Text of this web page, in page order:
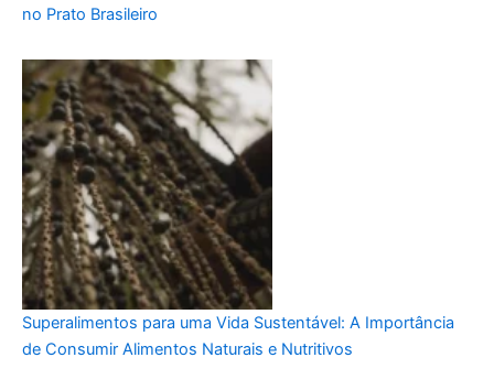
no Prato Brasileiro
Superalimentos para uma Vida Sustentável: A Importância
de Consumir Alimentos Naturais e Nutritivos